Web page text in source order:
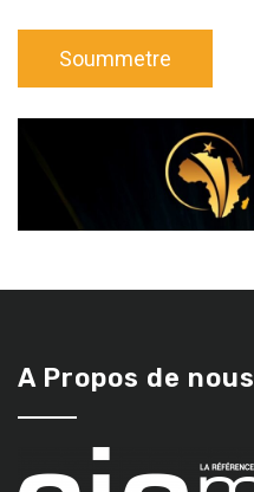
A Propos de nous